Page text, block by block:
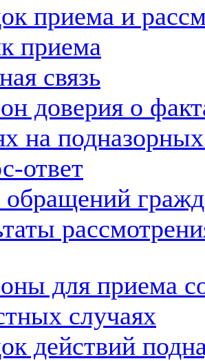
приема и
приема
связь
доверия о
на
ответ
для приема
случаях
действий